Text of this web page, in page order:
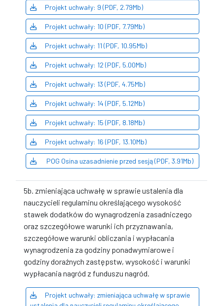
Projekt uchwały: 9 (PDF, 2.79Mb)
Projekt uchwały: 10 (PDF, 7.79Mb)
Projekt uchwały: 11 (PDF, 10.95Mb)
Projekt uchwały: 12 (PDF, 5.00Mb)
Projekt uchwały: 13 (PDF, 4.75Mb)
Projekt uchwały: 14 (PDF, 5.12Mb)
Projekt uchwały: 15 (PDF, 8.18Mb)
Projekt uchwały: 16 (PDF, 13.10Mb)
POG Osina uzasadnienie przed sesją (PDF, 3.91Mb)
5b. zmieniająca uchwałę w sprawie ustalenia dla
nauczycieli regulaminu określającego wysokość
stawek dodatków do wynagrodzenia zasadniczego
oraz szczegółowe warunki ich przyznawania,
szczegółowe warunki obliczania i wypłacania
wynagrodzenia za godziny ponadwymiarowe i
godziny doraźnych zastępstw, wysokość i warunki
wypłacania nagród z funduszu nagród.
Projekt uchwały: zmieniająca uchwałę w sprawie